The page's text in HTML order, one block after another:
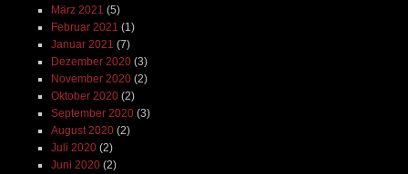
März 2021 (5)
Februar 2021 (1)
Januar 2021 (7)
Dezember 2020(3)
November 2020(2)
Oktober 2020(2)
September 2020(3)
August 2020(2)
Juli 2020(2)
Juni 2020(2)